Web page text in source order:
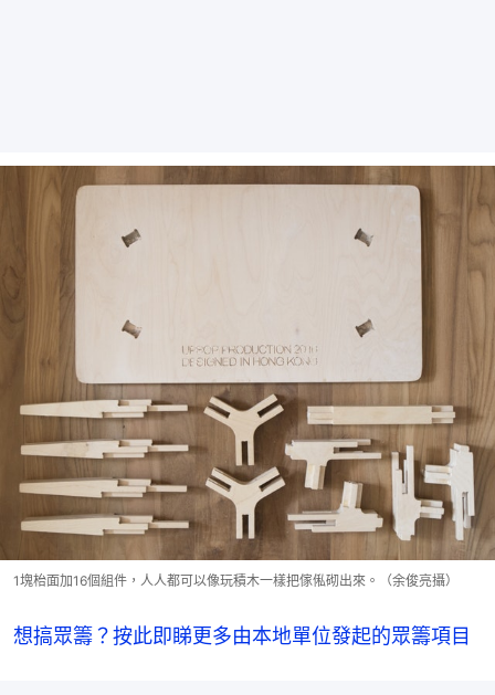
1塊枱面加16個組件，人人都可以像玩積木一樣把傢俬砌出來。（余俊亮攝）
想搞眾籌？按此即睇更多由本地單位發起的眾籌項目